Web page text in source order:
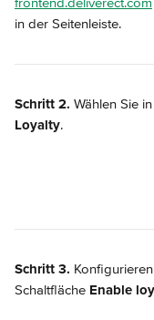
in der Seitenleiste.
Schritt 2. Wählen Sie
Loyalty.
Schritt 3.
Schaltfläche Enable